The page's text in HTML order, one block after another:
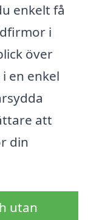
enkelt få
i
över
en enkel
att
din
utan